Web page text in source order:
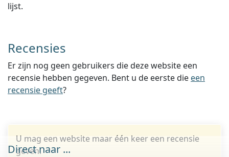
lijst.
Recensies
Er zijn nog geen gebruikers die deze website een
recensie hebben gegeven. Bent u de eerste die een
recensie geeft?
U mag een website maar één keer een recensie
geven.
Direct naar ...